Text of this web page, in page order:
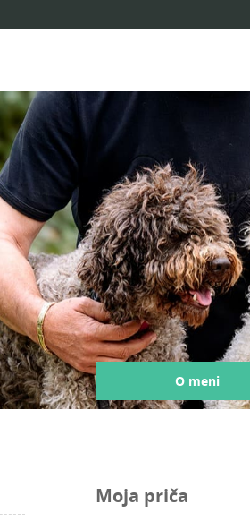
O meni
Moja priča